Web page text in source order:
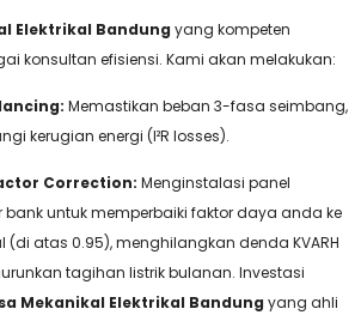
Elektrikal Bandung yang kompeten
konsultan efisiensi. Kami akan melakukan:
Memastikan beban 3-fasa seimbang,
kerugian energi (I²R losses).
Correction: Menginstalasi panel
bank untuk memperbaiki faktor daya anda ke
(di atas 0.95), menghilangkan denda KVARH
tagihan listrik bulanan. Investasi
Mekanikal Elektrikal Bandung yang ahli